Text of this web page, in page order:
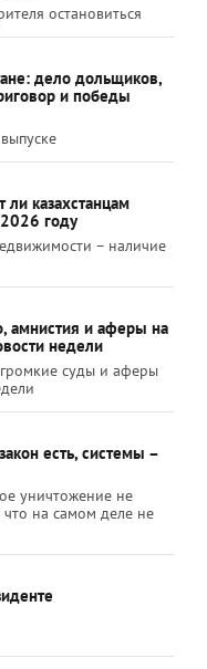
остановиться
дело дольщиков,
и победы
ли казахстанцам
году
– наличие
амнистия и аферы на
недели
суды и аферы
есть, системы –
уничтожение не
что на самом деле не